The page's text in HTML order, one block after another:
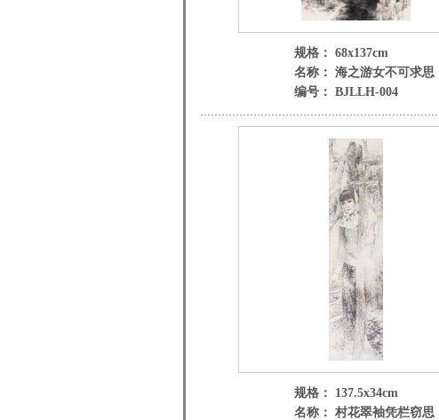
规格： 68x137cm
名称： 海之游女不可求思
编号： BJLLH-004
规格： 137.5x34cm
名称： 村花翠袖凭栏窃思